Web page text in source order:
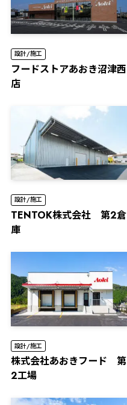
設計/施工
フードストアあおき沼津西
店
設計/施工
TENTOK株式会社 第2倉
庫
設計/施工
株式会社あおきフード 第
2工場